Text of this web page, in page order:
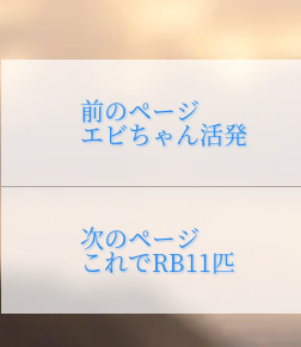
ナ
ー
シ
前のページ
post:
エビちゃん活発
次のページ
post:
これでRB11匹